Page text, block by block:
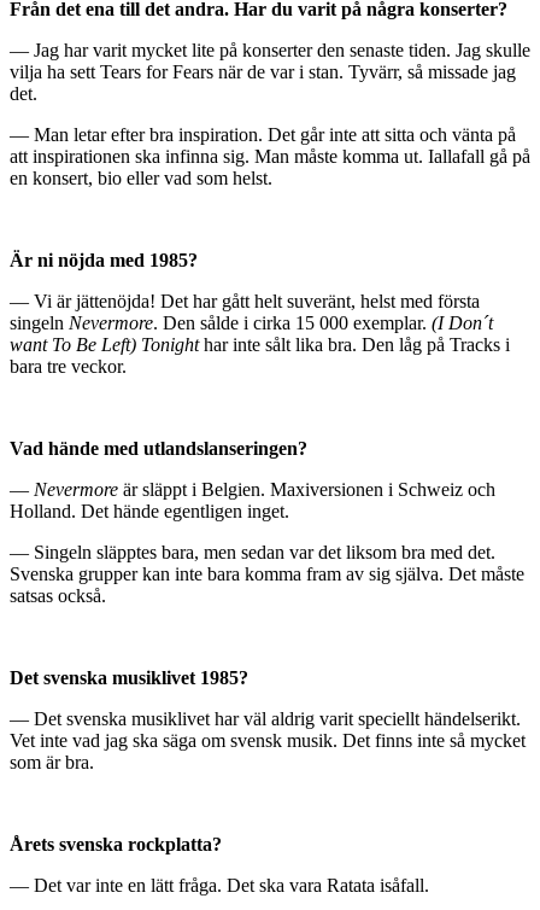
Från det ena till det andra. Har du varit på några konserter?
— Jag har varit mycket lite på konserter den senaste tiden. Jag skulle
vilja ha sett Tears for Fears när de var i stan. Tyvärr, så missade jag
det.
— Man letar efter bra inspiration. Det går inte att sitta och vänta på
att inspirationen ska infinna sig. Man måste komma ut. Iallafall gå på
en konsert, bio eller vad som helst.
Är ni nöjda med 1985?
— Vi är jättenöjda! Det har gått helt suveränt, helst med första
singeln Nevermore. Den sålde i cirka 15 000 exemplar. (I Don´t
want To Be Left) Tonighthar inte sålt lika bra. Den låg på Tracks i
bara tre veckor.
Vad hände med utlandslanseringen?
— Nevermore är släppt i Belgien. Maxiversionen i Schweiz och
Holland. Det hände egentligen inget.
— Singeln släpptes bara, men sedan var det liksom bra med det.
Svenska grupper kan inte bara komma fram av sig själva. Det måste
satsas också.
Det svenska musiklivet 1985?
— Det svenska musiklivet har väl aldrig varit speciellt händelserikt.
Vet inte vad jag ska säga om svensk musik. Det finns inte så mycket
som är bra.
Årets svenska rockplatta?
— Det var inte en lätt fråga. Det ska vara Ratata isåfall.